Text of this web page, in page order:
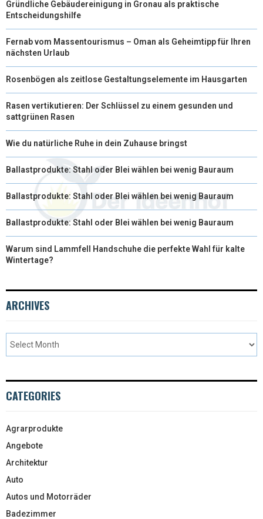
)
Gründliche Gebäudereinigung in Gronau als praktische
Entscheidungshilfe
Fernab vom Massentourismus – Oman als Geheimtipp für Ihren
nächsten Urlaub
Rosenbögen als zeitlose Gestaltungselemente im Hausgarten
Rasen vertikutieren: Der Schlüssel zu einem gesunden und
sattgrünen Rasen
Wie du natürliche Ruhe in dein Zuhause bringst
Ballastprodukte: Stahl oder Blei wählen bei wenig Bauraum
Ballastprodukte: Stahl oder Blei wählen bei wenig Bauraum
Ballastprodukte: Stahl oder Blei wählen bei wenig Bauraum
Warum sind Lammfell Handschuhe die perfekte Wahl für kalte
Wintertage?
ARCHIVES
CATEGORIES
Agrarprodukte
Angebote
Architektur
Auto
Autos und Motorräder
Badezimmer